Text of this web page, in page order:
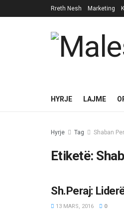
Rreth Nesh Marketing
HYRJE LAJME
Hyrje Tag Shaban
Etiketë:
LAJME
Sh.Peraj:
13 MARS, 2016 0